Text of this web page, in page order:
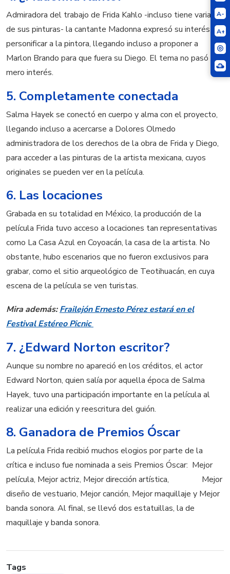
A-
A+
Admiradora del trabajo de Frida Kahlo -incluso tiene varias
de sus pinturas- la cantante Madonna expresó su interés por
personificar a la pintora, llegando incluso a proponer a
Marlon Brando para que fuera su Diego. El tema no pasó del
mero interés.
5. Completamente conectada
Salma Hayek se conectó en cuerpo y alma con el proyecto,
llegando incluso a acercarse a Dolores Olmedo
administradora de los derechos de la obra de Frida y Diego,
para acceder a las pinturas de la artista mexicana, cuyos
originales se pueden ver en la película.
6. Las locaciones
Grabada en su totalidad en México, la producción de la
película Frida tuvo acceso a locaciones tan representativas
como La Casa Azul en Coyoacán, la casa de la artista. No
obstante, hubo escenarios que no fueron exclusivos para
grabar, como el sitio arqueológico de Teotihuacán, en cuya
escena de la película se ven turistas.
Mira además:Frailejón Ernesto Pérez estará en el
Festival Estéreo Picnic
7. ¿Edward Norton escritor?
Aunque su nombre no apareció en los créditos, el actor
Edward Norton, quien salía por aquella época de Salma
Hayek, tuvo una participación importante en la película al
realizar una edición y reescritura del guión.
8. Ganadora de Premios Óscar
La película Frida recibió muchos elogios por parte de la
crítica e incluso fue nominada a seis Premios Óscar: Mejor
película, Mejor actriz, Mejor dirección artística, Mejor
diseño de vestuario, Mejor canción, Mejor maquillaje y Mejor
banda sonora. Al final, se llevó dos estatuillas, la de
maquillaje y banda sonora.
Tags